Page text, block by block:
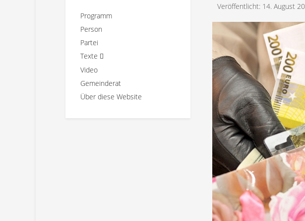
Programm
Person
Partei
Texte
Video
Gemeinderat
Über diese Website
Veröffentlicht: 14. August